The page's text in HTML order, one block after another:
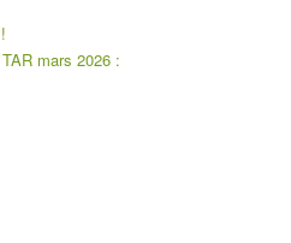
mars 2026 :